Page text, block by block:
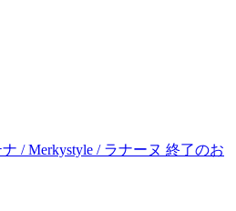
ナ / Merkystyle / ラナーヌ 終了のお